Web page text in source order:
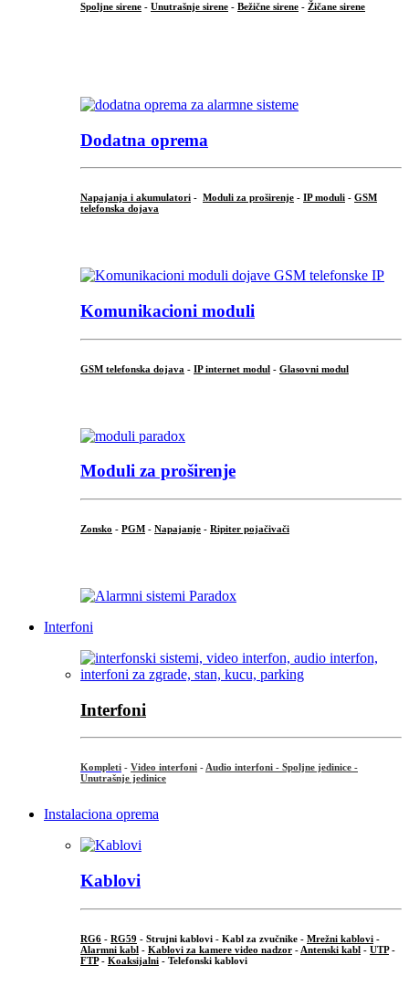
Spoljne sirene - Unutrašnje sirene - Bežične sirene - Žičane sirene
Dodatna oprema
Napajanja i akumulatori - Moduli za proširenje - IP moduli - GSM
telefonska dojava
Komunikacioni moduli
GSM telefonska dojava - IP internet modul - Glasovni modul
Moduli za proširenje
Zonsko - PGM - Napajanje - Ripiter pojačivači
Interfoni
Interfoni
Kompleti - Video interfoni - Audio interfoni - Spoljne jedinice -
Unutrašnje jedinice
Instalaciona oprema
Kablovi
RG6 - RG59 - Strujni kablovi - Kabl za zvučnike - Mrežni kablovi -
Alarmni kabl - Kablovi za kamere video nadzor - Antenski kabl - UTP-
FTP- Koaksijalni - Telefonski kablovi